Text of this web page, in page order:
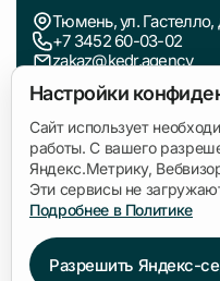
Тюмень, ул. Гастелло,
+7 3452 60-03-02
zakaz@kedr.agency
Информация
Политика обработки
Согласие на обработку
Связаться с нами
Настройки
Сайт использует
работы. С вашего
Яндекс.Метрику,
Эти сервисы не
Подробнее в Политике
Разрешить Яндекс-